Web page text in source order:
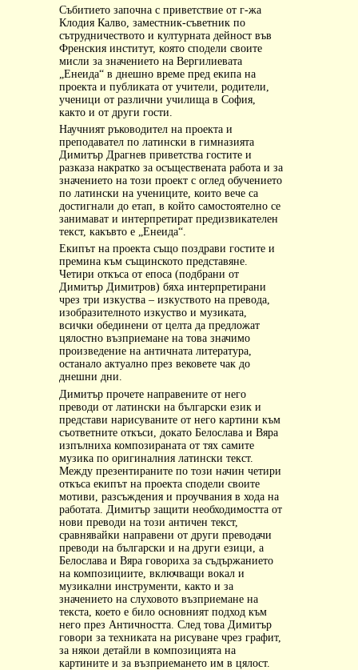
Събитието започна с приветствие от г-жа
Клодия Калво, заместник-съветник по
сътрудничеството и културната дейност във
Френския институт, която сподели своите
мисли за значението на Вергилиевата
„Енеида“ в днешно време пред екипа на
проекта и публиката от учители, родители,
ученици от различни училища в София,
както и от други гости.
Научният ръководител на проекта и
преподавател по латински в гимназията
Димитър Драгнев приветства гостите и
разказа накратко за осъществената работа и за
значението на този проект с оглед обучението
по латински на учениците, които вече са
достигнали до етап, в който самостоятелно се
занимават и интерпретират предизвикателен
текст, какъвто е „Енеида“.
Екипът на проекта също поздрави гостите и
премина към същинското представяне.
Четири откъса от епоса (подбрани от
Димитър Димитров) бяха интерпретирани
чрез три изкуства – изкуството на превода,
изобразителното изкуство и музиката,
всички обединени от целта да предложат
цялостно възприемане на това значимо
произведение на античната литература,
останало актуално през вековете чак до
днешни дни.
Димитър прочете направените от него
преводи от латински на български език и
представи нарисуваните от него картини към
съответните откъси, докато Белослава и Вяра
изпълниха композираната от тях самите
музика по оригиналния латински текст.
Между презентираните по този начин четири
откъса екипът на проекта сподели своите
мотиви, разсъждения и проучвания в хода на
работата. Димитър защити необходимостта от
нови преводи на този античен текст,
сравнявайки направени от други преводачи
преводи на български и на други езици, а
Белослава и Вяра говориха за съдържанието
на композициите, включващи вокал и
музикални инструменти, както и за
значението на слуховото възприемане на
текста, което е било основният подход към
него през Античността. След това Димитър
говори за техниката на рисуване чрез графит,
за някои детайли в композицията на
картините и за възприемането им в цялост.